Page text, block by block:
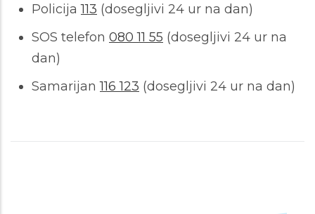
Policija113 (dosegljivi 24 ur na dan)
SOS telefon 080 11 55 (dosegljivi 24 ur na
dan)
Samarijan116 123 (dosegljivi 24 ur na dan)